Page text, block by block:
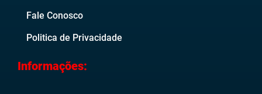
Fale Conosco
Politica de Privacidade
Informações: